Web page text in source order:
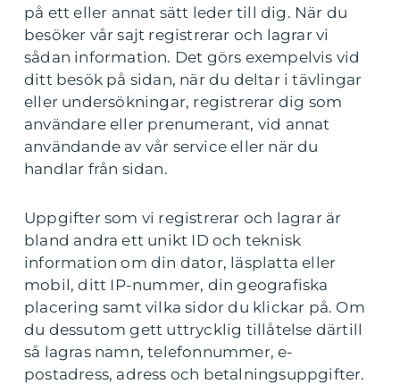
på ett eller annat sätt leder till dig. När du
besöker vår sajt registrerar och lagrar vi
sådan information. Det görs exempelvis vid
ditt besök på sidan, när du deltar i tävlingar
eller undersökningar, registrerar dig som
användare eller prenumerant, vid annat
användande av vår service eller när du
handlar från sidan.
Uppgifter som vi registrerar och lagrar är
bland andra ett unikt ID och teknisk
information om din dator, läsplatta eller
mobil, ditt IP-nummer, din geografiska
placering samt vilka sidor du klickar på. Om
du dessutom gett uttrycklig tillåtelse därtill
så lagras namn, telefonnummer, e-
postadress, adress och betalningsuppgifter.